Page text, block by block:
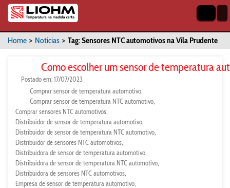
Home > Notícias > Tag: Sensores NTC automotivos na Vila Prudente
Como escolher um sensor de temperatura
Postado em: 17/07/2023
Comprar sensor de temperatura automotivo
Comprar sensor de temperatura NTC automotivo
Comprar sensores NTC automotivos
Distribuidor de sensor de temperatura automotivo
Distribuidor de sensor de temperatura NTC automotivo
Distribuidor de sensores NTC automotivos
Distribuidora de sensor de temperatura automotivo
Distribuidora de sensor de temperatura NTC automotivo
Distribuidora de sensores NTC automotivos
Empresa de sensor de temperatura automotivo